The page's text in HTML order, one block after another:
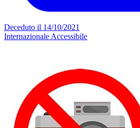
Deceduto il 14/10/2021
Internazionale Accessibile